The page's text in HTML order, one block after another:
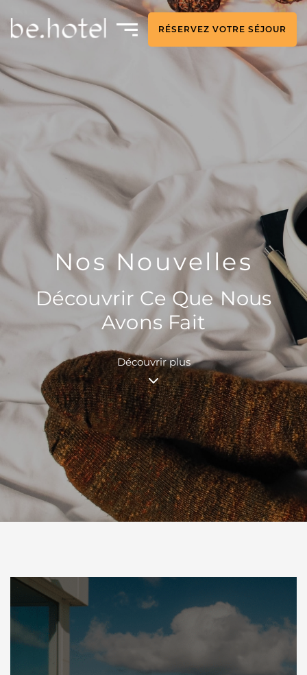
RÉSERVEZ VOTRE SÉJOUR
Nos Nouvelles
Découvrir Ce Que Nous
Avons Fait
Découvrir plus